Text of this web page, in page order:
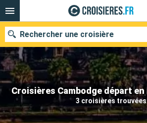
Croisières Cambodge départ en
3 croisières trouvées
Rechercher une croisière
Nos destinations
Mois de départ